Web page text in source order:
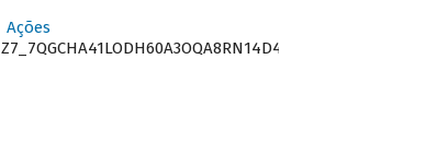
Ações
Z7_7QGCHA41LODH60A3OQA8RN14D4